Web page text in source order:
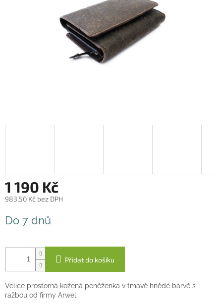
1 190 Kč
983,50 Kč bez DPH
cena:
Do 7 dnů
Přidat do košíku
Velice prostorná kožená peněženka v tmavě hnědé barvě s
ražbou od firmy Arwel.